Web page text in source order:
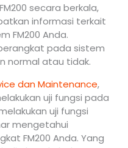
secara berkala,
informasi terkait
FM200 Anda.
pada sistem
normal atau tidak.
dan Maintenance,
uji fungsi pada
uji fungsi
mengetahui
FM200 Anda. Yang